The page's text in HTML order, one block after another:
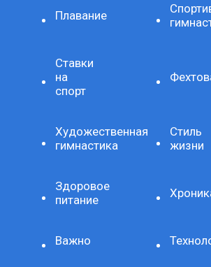
Плавание
Ставки
на
спорт
Художественная
гимнастика
Стиль
жизни
Здоровое
питание
Важно